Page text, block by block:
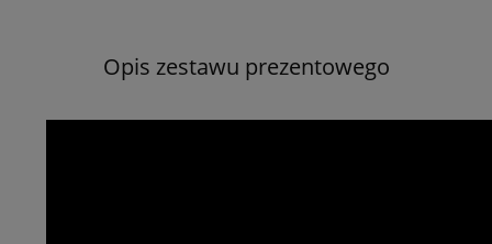
Opis zestawu prezentowego